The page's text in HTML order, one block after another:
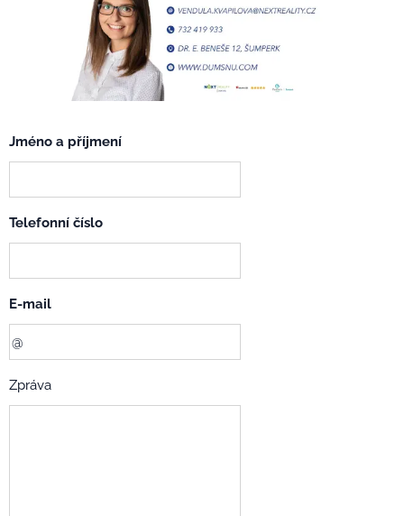
Jméno a příjmení
Telefonní číslo
E-mail
Zpráva